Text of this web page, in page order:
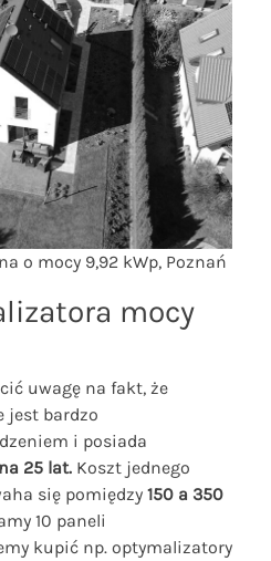
o mocy 9,92 kWp, Poznań
mocy
uwagę na fakt, że
jest bardzo
i posiada
25 lat. Koszt jednego
się pomiędzy 150 a 350
10 paneli
kupić np. optymalizatory